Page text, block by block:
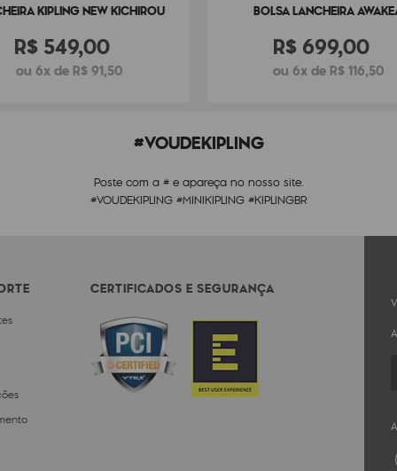
KIPLING NEW KICHIROU
R$ 549,00
ou 6x de R$ 91,50
BOLSA LANCHEIRA
R$ 699,00
ou 6x de R$ 116,50
#VOUDEKIPLING
Poste com a # e apareça no nosso site.
#VOUDEKIPLING #MINIKIPLING #KIPLINGBR
CERTIFICADOS E SEGURANÇA